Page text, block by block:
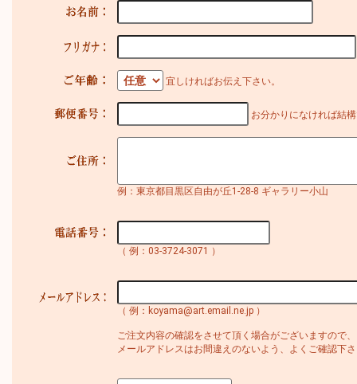
宜しければお伝え下さい。
お分かりになければ結
例：東京都目黒区自由が丘1-28-8 ギャラリー小山
（ 例：03-3724-3071 ）
（ 例：koyama@art.email.ne.jp ）
ご注文内容の確認をさせて頂く場合がございますので、
メールアドレスはお間違えのないよう、よくご確認下